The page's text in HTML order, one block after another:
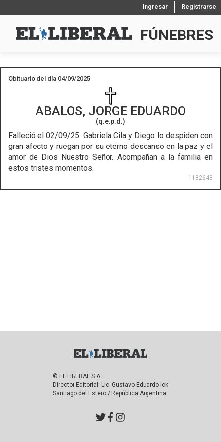
Ingresar Registrarse
FÚNEBRES
Obituario del día 04/09/2025
ABALOS, JORGE EDUARDO
(q.e.p.d.)
Falleció el 02/09/25. Gabriela Cila y Diego lo despiden con
gran afecto y ruegan por su eterno descanso en la paz y el
amor de Dios Nuestro Señor. Acompañan a la familia en
estos tristes momentos.
1182643
© EL LIBERAL S.A.
Director Editorial: Lic. Gustavo Eduardo Ick
Santiago del Estero / República Argentina